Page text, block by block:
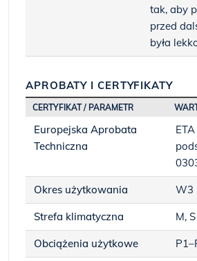
tak, aby
przed
była
APROBATY I CERTYFIKATY
CERTYFIKAT / PARAMETR
Europejska Aprobata
Techniczna
Okres użytkowania W3
Strefa klimatyczna M, S
Obciążenia użytkowe